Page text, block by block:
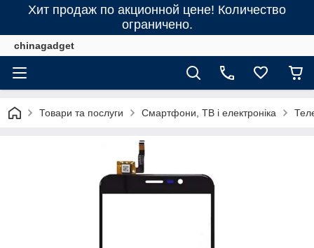
Хит продаж по акционной цене! Количество
ограничено.
chinagadget
Товари та послуги Смартфони, ТВ і електроніка